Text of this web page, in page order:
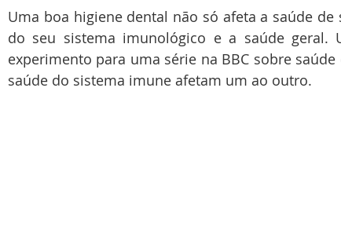
Uma boa higiene dental não só afeta a saúde
do seu sistema imunológico e a saúde geral.
experimento para uma série na BBC sobre
saúde do sistema imune afetam um ao outro.